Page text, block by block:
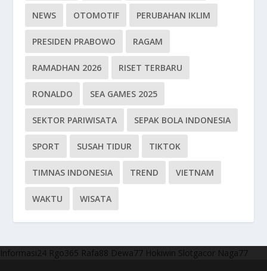
NEWS OTOMOTIF PERUBAHAN IKLIM
PRESIDEN PRABOWO RAGAM
RAMADHAN 2026 RISET TERBARU
RONALDO SEA GAMES 2025
SEKTOR PARIWISATA SEPAK BOLA INDONESIA
SPORT SUSAH TIDUR TIKTOK
TIMNAS INDONESIA TREND VIETNAM
WAKTU WISATA
Informasi24 Rgo365 Rafa88 Dewa77 Hokiwin Slotgacor Naga77